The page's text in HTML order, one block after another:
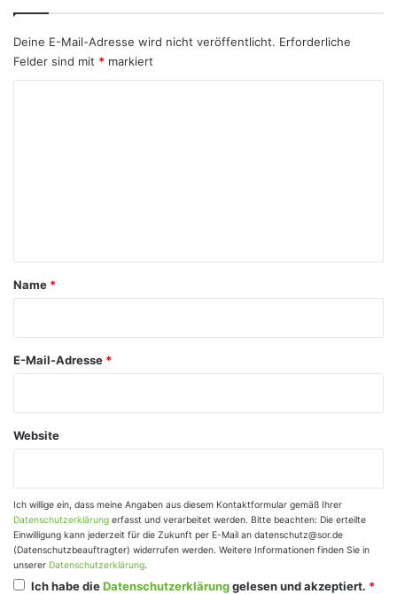
Deine E-Mail-Adresse wird nicht veröffentlicht. Erforderliche
Felder sind mit * markiert
a
Name *
E-Mail-Adresse *
Website
Ich willige ein, dass meine Angaben aus diesem Kontaktformular gemäß Ihrer
Datenschutzerklärung erfasst und verarbeitet werden. Bitte beachten: Die erteilte
Einwilligung kann jederzeit für die Zukunft per E-Mail an datenschutz@sor.de
(Datenschutzbeauftragter) widerrufen werden. Weitere Informationen finden Sie in
unserer Datenschutzerklärung.
Ich habe dieDatenschutzerklärunggelesen und akzeptiert. *